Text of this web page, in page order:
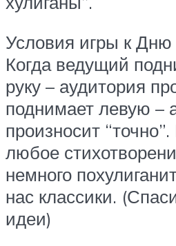
Условия игры к
Когда ведущий
руку – аудитория
поднимает левую –
произносит
любое
немного
нас классики.
идеи)